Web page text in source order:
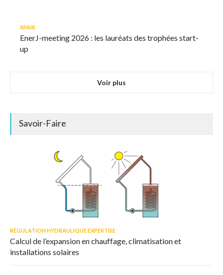
XPAIR
EnerJ-meeting 2026 : les lauréats des trophées start-
up
Voir plus
Savoir-Faire
RÉGULATION HYDRAULIQUE EXPERTISE
Calcul de l’expansion en chauffage, climatisation et
installations solaires